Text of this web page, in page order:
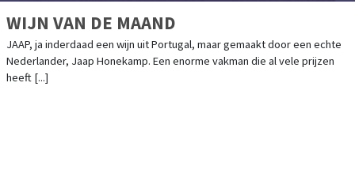
WIJN VAN DE MAAND
JAAP, ja inderdaad een wijn uit Portugal, maar gemaakt door een echte
Nederlander, Jaap Honekamp. Een enorme vakman die al vele prijzen
heeft [...]